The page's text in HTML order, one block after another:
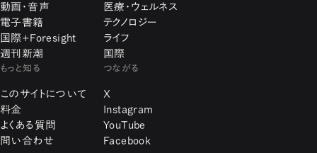
動画・音声
電子書籍
国際+Foresight
週刊新潮
医療・ウェルネス
テクノロジー
ライフ
国際
もっと知る
このサイトについて
料金
よくある質問
問い合わせ
つながる
X
Instagram
YouTube
Facebook